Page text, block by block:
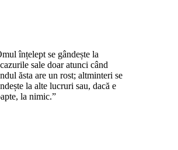
înțelept se gândește la
sale doar atunci când
ăsta are un rost; altminteri se
la alte lucruri sau, dacă e
la nimic.”